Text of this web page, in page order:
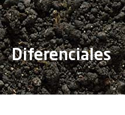
Diferenciales